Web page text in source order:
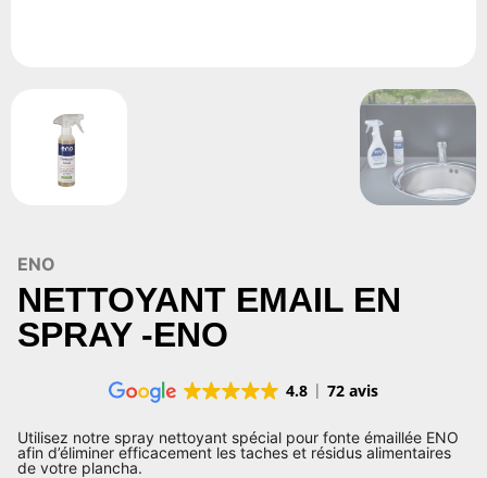
ENO
NETTOYANT EMAIL EN
SPRAY -ENO
4.8 72 avis
Utilisez notre spray nettoyant spécial pour fonte émaillée ENO
afin d’éliminer efficacement les taches et résidus alimentaires
de votre plancha.